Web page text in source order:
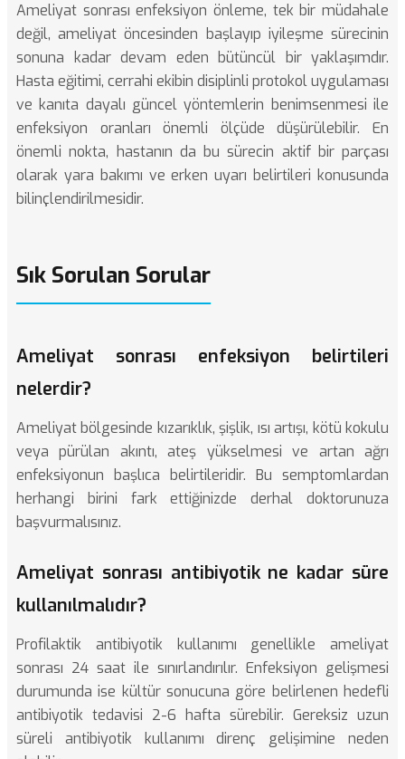
Ameliyat sonrası enfeksiyon önleme, tek bir müdahale
değil, ameliyat öncesinden başlayıp iyileşme sürecinin
sonuna kadar devam eden bütüncül bir yaklaşımdır.
Hasta eğitimi, cerrahi ekibin disiplinli protokol uygulaması
ve kanıta dayalı güncel yöntemlerin benimsenmesi ile
enfeksiyon oranları önemli ölçüde düşürülebilir. En
önemli nokta, hastanın da bu sürecin aktif bir parçası
olarak yara bakımı ve erken uyarı belirtileri konusunda
bilinçlendirilmesidir.
Sık Sorulan Sorular
Ameliyat sonrası enfeksiyon belirtileri
nelerdir?
Ameliyat bölgesinde kızarıklık, şişlik, ısı artışı, kötü kokulu
veya pürülan akıntı, ateş yükselmesi ve artan ağrı
enfeksiyonun başlıca belirtileridir. Bu semptomlardan
herhangi birini fark ettiğinizde derhal doktorunuza
başvurmalısınız.
Ameliyat sonrası antibiyotik ne kadar süre
kullanılmalıdır?
Profilaktik antibiyotik kullanımı genellikle ameliyat
sonrası 24 saat ile sınırlandırılır. Enfeksiyon gelişmesi
durumunda ise kültür sonucuna göre belirlenen hedefli
antibiyotik tedavisi 2-6 hafta sürebilir. Gereksiz uzun
süreli antibiyotik kullanımı direnç gelişimine neden